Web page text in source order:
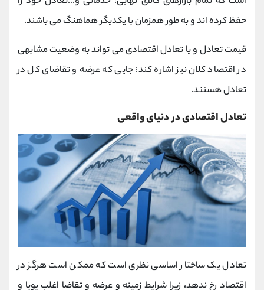
حفظ کرده اند و به طور همزمان با یکدیگر هماهنگ می باشند.
قیمت تعادل و یا تعادل اقتصادی می تواند به وضعیت مشابهی
در اقتصاد کلان نیز اشاره کند؛ جایی که عرضه و تقاضای کل در
تعادل هستند.
تعادل اقتصادی در دنیای واقعی
تعادل یک ساختار اساسی نظری است که ممکن است هرگز در
اقتصاد رخ ندهد، زیرا شرایط زمینه و عرضه و تقاضا اغلب پویا و